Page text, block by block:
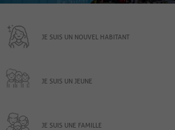
JE SUIS UN NOUVEL HABITANT
JE SUIS UN JEUNE
JE SUIS UNE FAMILLE